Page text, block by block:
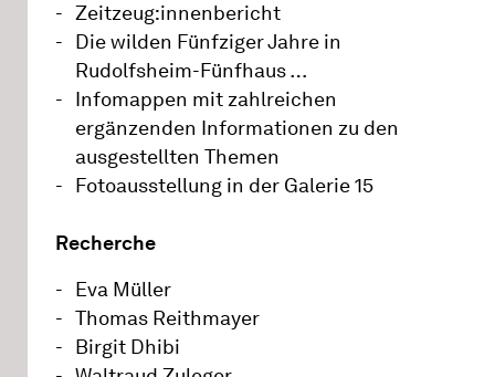
Zeitzeug:innenbericht
Die wilden Fünfziger Jahre in
Rudolfsheim-Fünfhaus …
Infomappen mit zahlreichen
ergänzenden Informationen zu den
ausgestellten Themen
Fotoausstellung in der Galerie 15
Recherche
Eva Müller
Thomas Reithmayer
Birgit Dhibi